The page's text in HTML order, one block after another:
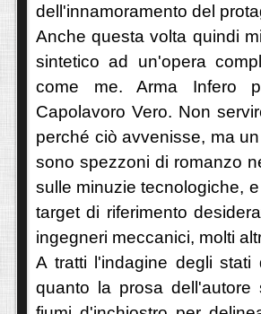
dell'innamoramento del
Anche questa volta quindi
sintetico ad un'opera
come me. Arma Infero
Capolavoro Vero. Non
perché ciò avvenisse, ma
sono spezzoni di romanzo
sulle minuzie tecnologiche,
target di riferimento
ingegneri meccanici, molti
A tratti l'indagine degli
quanto la prosa